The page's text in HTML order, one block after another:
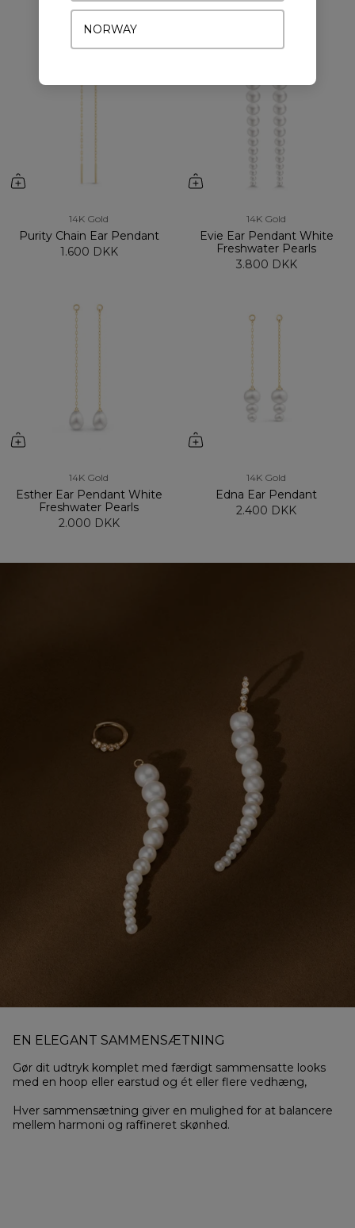
1.600 DKK 2.600 DKK
14K Gold
Purity Chain Ear Pendant
1.600 DKK
14K Gold
Evie Ear Pendant White
Freshwater Pearls
3.800 DKK
14K Gold
Esther Ear Pendant White
Freshwater Pearls
2.000 DKK
14K Gold
Edna Ear Pendant
2.400 DKK
EN ELEGANT SAMMENSÆTNING
Gør dit udtryk komplet med færdigt sammensatte looks
med en hoop eller earstud og ét eller flere vedhæng,
Hver sammensætning giver en mulighed for at balancere
mellem harmoni og raffineret skønhed.
NORWAY